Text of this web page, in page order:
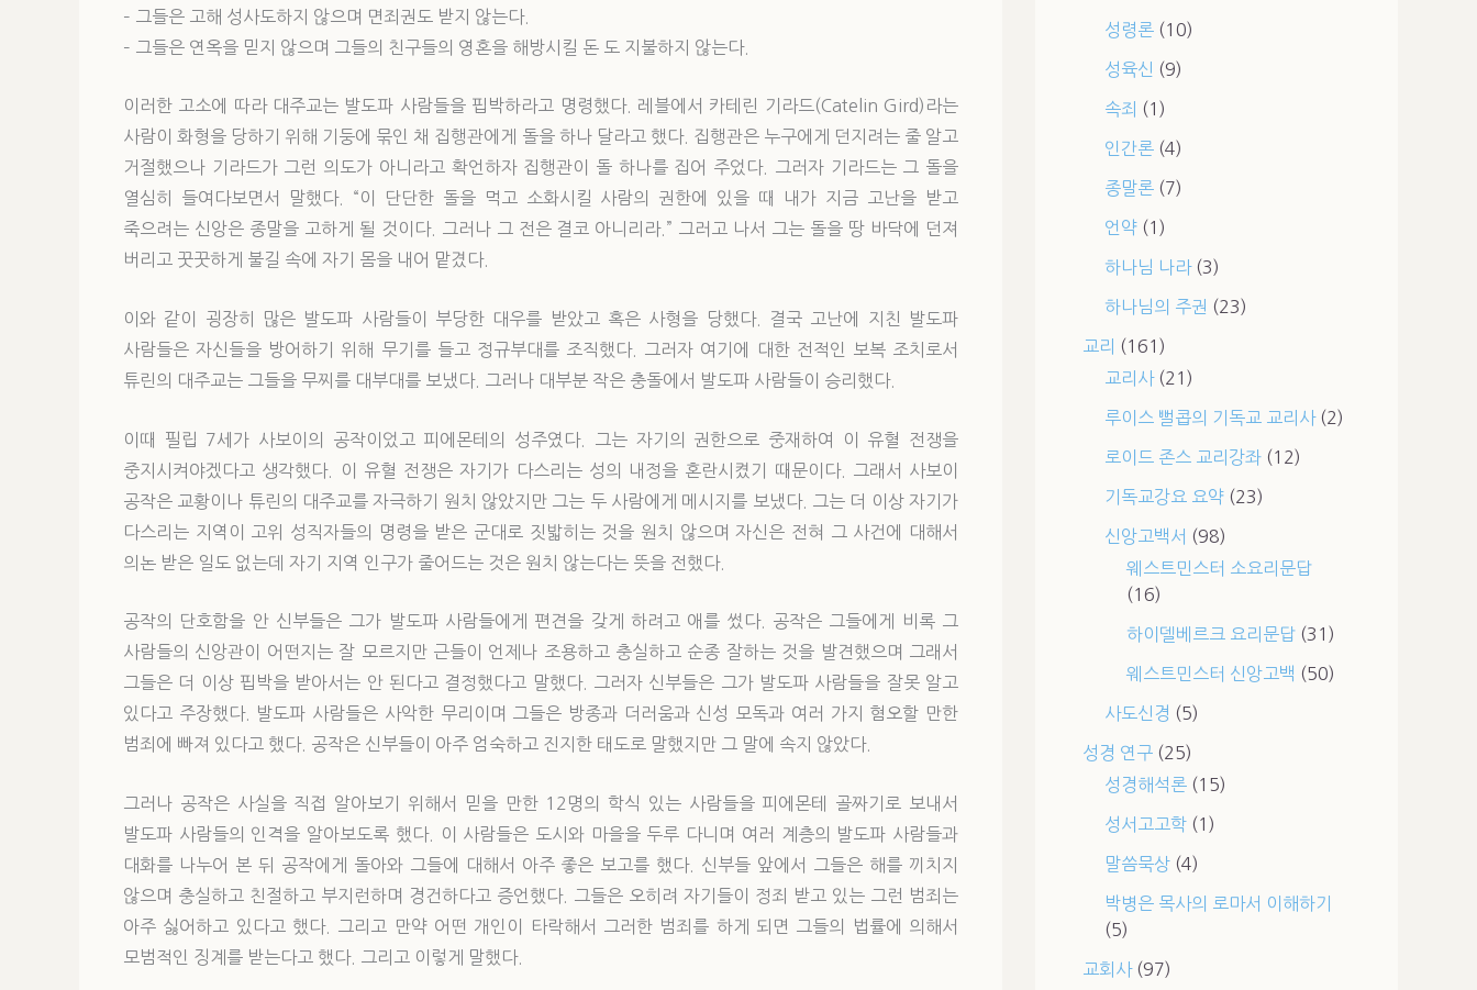
– 그들은 고해 성사도하지 않으며 면죄권도 받지 않는다.
– 그들은 연옥을 믿지 않으며 그들의 친구들의 영혼을 해방시킬 돈 도 지불하지 않는다.
이러한 고소에 따라 대주교는 발도파 사람들을 핍박하라고 명령했다. 레블에서 카테린 기라드(Catelin Gird)라는
사람이 화형을 당하기 위해 기둥에 묶인 채 집행관에게 돌을 하나 달라고 했다. 집행관은 누구에게 던지려는 줄 알고
거절했으나 기라드가 그런 의도가 아니라고 확언하자 집행관이 돌 하나를 집어 주었다. 그러자 기라드는 그 돌을
열심히 들여다보면서 말했다. “이 단단한 돌을 먹고 소화시킬 사람의 권한에 있을 때 내가 지금 고난을 받고
죽으려는 신앙은 종말을 고하게 될 것이다. 그러나 그 전은 결코 아니리라.” 그러고 나서 그는 돌을 땅 바닥에 던져
버리고 꿋꿋하게 불길 속에 자기 몸을 내어 맡겼다.
이와 같이 굉장히 많은 발도파 사람들이 부당한 대우를 받았고 혹은 사형을 당했다. 결국 고난에 지친 발도파
사람들은 자신들을 방어하기 위해 무기를 들고 정규부대를 조직했다. 그러자 여기에 대한 전적인 보복 조치로서
튜린의 대주교는 그들을 무찌를 대부대를 보냈다. 그러나 대부분 작은 충돌에서 발도파 사람들이 승리했다.
이때 필립 7세가 사보이의 공작이었고 피에몬테의 성주였다. 그는 자기의 권한으로 중재하여 이 유혈 전쟁을
중지시켜야겠다고 생각했다. 이 유혈 전쟁은 자기가 다스리는 성의 내정을 혼란시켰기 때문이다. 그래서 사보이
공작은 교황이나 튜린의 대주교를 자극하기 원치 않았지만 그는 두 사람에게 메시지를 보냈다. 그는 더 이상 자기가
다스리는 지역이 고위 성직자들의 명령을 받은 군대로 짓밟히는 것을 원치 않으며 자신은 전혀 그 사건에 대해서
의논 받은 일도 없는데 자기 지역 인구가 줄어드는 것은 원치 않는다는 뜻을 전했다.
공작의 단호함을 안 신부들은 그가 발도파 사람들에게 편견을 갖게 하려고 애를 썼다. 공작은 그들에게 비록 그
사람들의 신앙관이 어떤지는 잘 모르지만 근들이 언제나 조용하고 충실하고 순종 잘하는 것을 발견했으며 그래서
그들은 더 이상 핍박을 받아서는 안 된다고 결정했다고 말했다. 그러자 신부들은 그가 발도파 사람들을 잘못 알고
있다고 주장했다. 발도파 사람들은 사악한 무리이며 그들은 방종과 더러움과 신성 모독과 여러 가지 혐오할 만한
범죄에 빠져 있다고 했다. 공작은 신부들이 아주 엄숙하고 진지한 태도로 말했지만 그 말에 속지 않았다.
그러나 공작은 사실을 직접 알아보기 위해서 믿을 만한 12명의 학식 있는 사람들을 피에몬테 골짜기로 보내서
발도파 사람들의 인격을 알아보도록 했다. 이 사람들은 도시와 마을을 두루 다니며 여러 계층의 발도파 사람들과
대화를 나누어 본 뒤 공작에게 돌아와 그들에 대해서 아주 좋은 보고를 했다. 신부들 앞에서 그들은 해를 끼치지
않으며 충실하고 친절하고 부지런하며 경건하다고 증언했다. 그들은 오히려 자기들이 정죄 받고 있는 그런 범죄는
아주 싫어하고 있다고 했다. 그리고 만약 어떤 개인이 타락해서 그러한 범죄를 하게 되면 그들의 법률에 의해서
모범적인 징계를 받는다고 했다. 그리고 이렇게 말했다.
성령론(10)
성육신 (9)
속죄 (1)
인간론(4)
종말론(7)
언약(1)
하나님 나라(3)
하나님의 주권 (23)
교리 (161)
교리사(21)
루이스 뻘콥의 기독교 교리사(2)
로이드 존스 교리강좌(12)
기독교강요 요약(23)
신앙고백서 (98)
웨스트민스터 소요리문답
(16)
하이델베르크 요리문답(31)
웨스트민스터 신앙고백 (50)
사도신경 (5)
성경 연구(25)
성경해석론(15)
성서고고학(1)
말씀묵상(4)
박병은 목사의 로마서 이해하기
(5)
교회사(97)